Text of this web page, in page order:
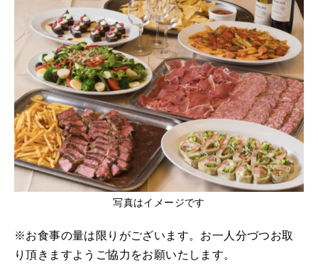
写真はイメージです
※お食事の量は限りがございます。お一人分づつお取
り頂きますようご協力をお願いたします。